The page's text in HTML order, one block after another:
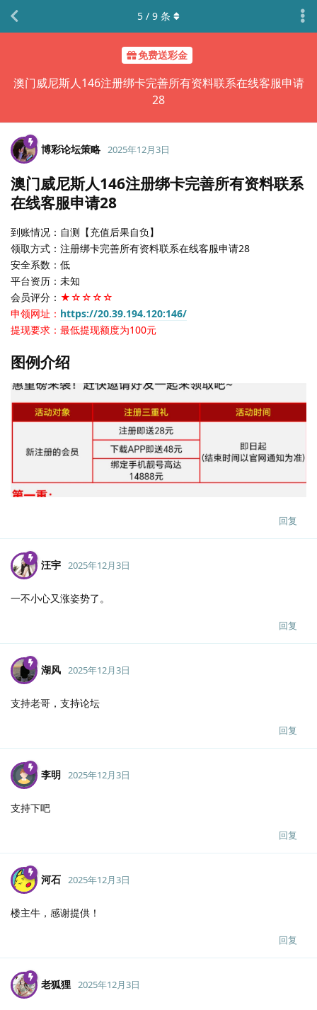
免费送彩金
澳门威尼斯人146注册绑卡完善所有资料联系在线客服申请
28
5 / 9 条
博彩论坛策略 2025年12月3日
澳门威尼斯人146注册绑卡完善所有资料联系
在线客服申请28
到账情况：自测【充值后果自负】
领取方式：注册绑卡完善所有资料联系在线客服申请28
安全系数：低
平台资历：未知
会员评分： ★☆☆☆☆
申领网址： https://20.39.194.120:146/
提现要求：最低提现额度为100元
图例介绍
回复
汪宇 2025年12月3日
一不小心又涨姿势了。
回复
湖风 2025年12月3日
支持老哥，支持论坛
回复
李明 2025年12月3日
支持下吧
回复
河石 2025年12月3日
楼主牛，感谢提供！
回复
老狐狸 2025年12月3日